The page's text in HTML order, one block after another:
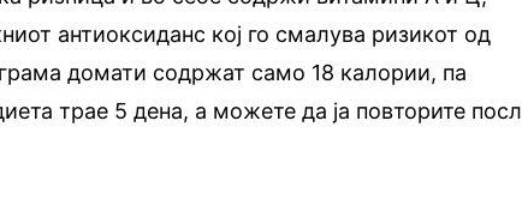
антиоксиданс кој го смалува ризикот од
домати содржат само 18 калории, па
трае 5 дена, а можете да ја повторите